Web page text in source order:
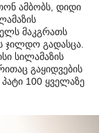
ამბობს, დიდი
მაკგრათს
ჯილდო გადასცა.
სილამაზის
გაყიდვების
100 ყველაზე